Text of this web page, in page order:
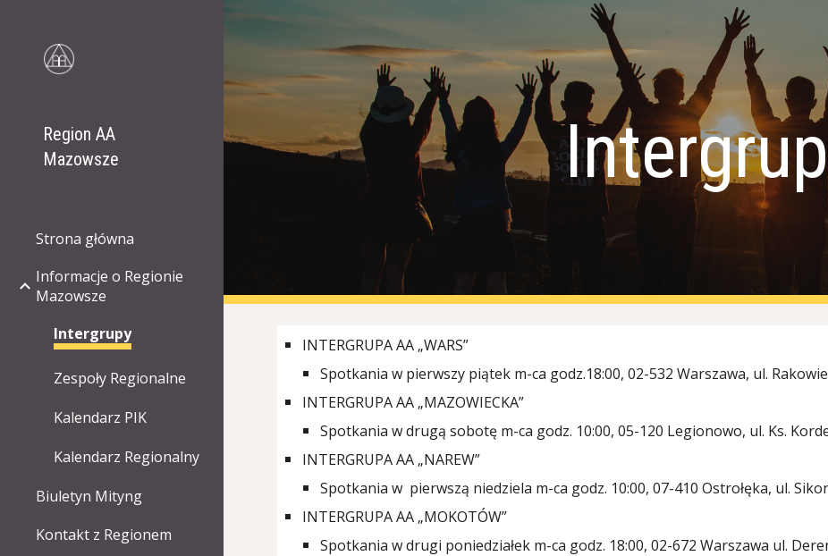
Skip to navigation
Region AA
Mazowsze
Strona główna
Informacje o Regionie
Mazowsze
Intergrupy
Zespoły Regionalne
Kalendarz PIK
Kalendarz Regionalny
Biuletyn Mityng
Kontakt z Regionem
INTERGRUPA AA „WARS”
Spotkania w pierwszy piątek m-ca godz.18:00, 02-532 Warszawa, ul.
INTERGRUPA AA „MAZOWIECKA”
Spotkania wdrugą sobotę m-ca godz. 10:00, 05-120 Legionowo, ul. Ks.
INTERGRUPA AA „NAREW”
Spotkania w pierwszą niedziela m-ca godz. 10:00, 07-410 Ostrołęka, ul.
INTERGRUPA AA „MOKOTÓW”
Spotkania wdrugi poniedziałek m-ca godz. 18:00, 02-672 Warszawa ul.